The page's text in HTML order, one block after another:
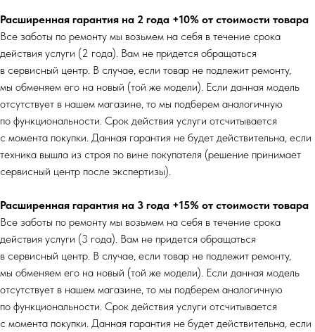
Расширенная гарантия на 2 года +10% от стоимости товара
Все заботы по ремонту мы возьмем на себя в течение срока
действия услуги (2 года). Вам не придется обращаться
в сервисный центр. В случае, если товар не подлежит ремонту,
мы обменяем его на новый (той же модели). Если данная модель
отсутствует в нашем магазине, то мы подберем аналогичную
по функциональности. Срок действия услуги отсчитывается
с момента покупки. Данная гарантия не будет действительна, если
техника вышла из строя по вине покупателя (решение принимает
сервисный центр после экспертизы).
Расширенная гарантия на 3 года +15% от стоимости товара
Все заботы по ремонту мы возьмем на себя в течение срока
действия услуги (3 года). Вам не придется обращаться
в сервисный центр. В случае, если товар не подлежит ремонту,
мы обменяем его на новый (той же модели). Если данная модель
отсутствует в нашем магазине, то мы подберем аналогичную
по функциональности. Срок действия услуги отсчитывается
с момента покупки. Данная гарантия не будет действительна, если